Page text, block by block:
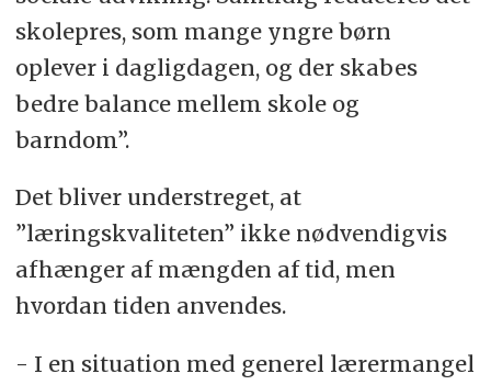
skolepres, som mange yngre børn
oplever i dagligdagen, og der skabes
bedre balance mellem skole og
barndom”.
Det bliver understreget, at
”læringskvaliteten” ikke nødvendigvis
afhænger af mængden af tid, men
hvordan tiden anvendes.
- I en situation med generel lærermangel